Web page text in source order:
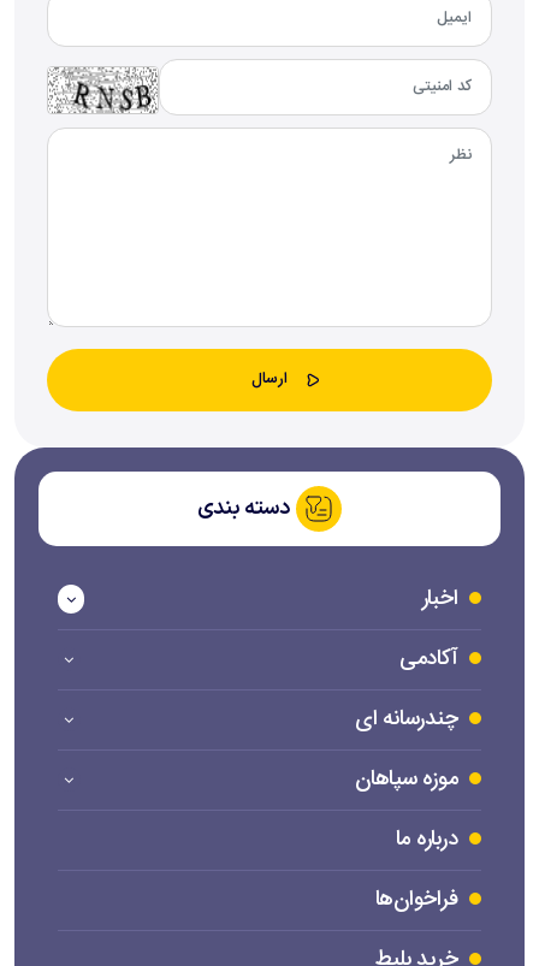
دسته بندی
اخبار
آکادمی
چندرسانه ای
موزه سپاهان
درباره ما
فراخوان‌ها